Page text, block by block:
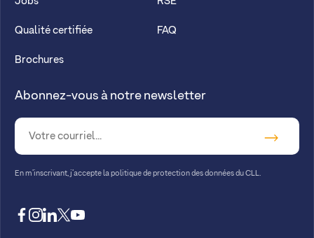
Qualité certifiée
Brochures
FAQ
Abonnez-vous à notre newsletter
En m’inscrivant, j’accepte la politique de protection des données du CLL.
facebook
instagram
linkedin
twitteryoutube